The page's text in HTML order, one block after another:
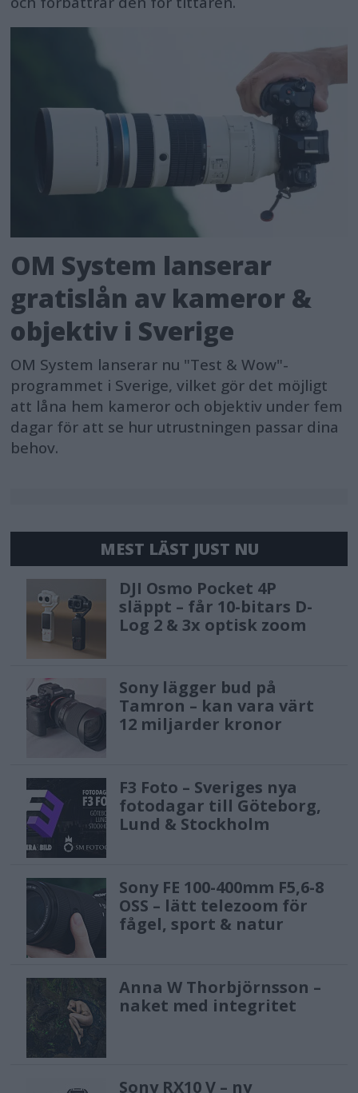
OM System lanserar
gratislån av kameror &
objektiv i Sverige
OM System lanserar nu "Test & Wow"-
programmet i Sverige, vilket gör det möjligt
att låna hem kameror och objektiv under fem
dagar för att se hur utrustningen passar dina
behov.
MEST LÄST JUST NU
DJI Osmo Pocket 4P
släppt – får 10-bitars D-
Log 2 & 3x optisk zoom
Sony lägger bud på
Tamron – kan vara värt
12 miljarder kronor
F3 Foto – Sveriges nya
fotodagar till Göteborg,
Lund & Stockholm
Sony FE 100-400mm F5,6-8
OSS – lätt telezoom för
fågel, sport & natur
Anna W Thorbjörnsson –
naket med integritet
Sony RX10 V – ny